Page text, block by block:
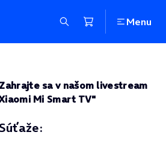
Menu
sa v našom livestream
Mi Smart TV"